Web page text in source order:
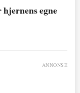
egne
ANNONSE